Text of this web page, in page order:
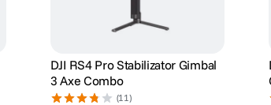
DJI RS4 Pro Stabilizator Gimbal
3 Axe Combo
(11)